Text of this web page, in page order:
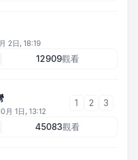
2日, 18:19
12909觀看
月 1日, 13:12
1 2 3
45083觀看